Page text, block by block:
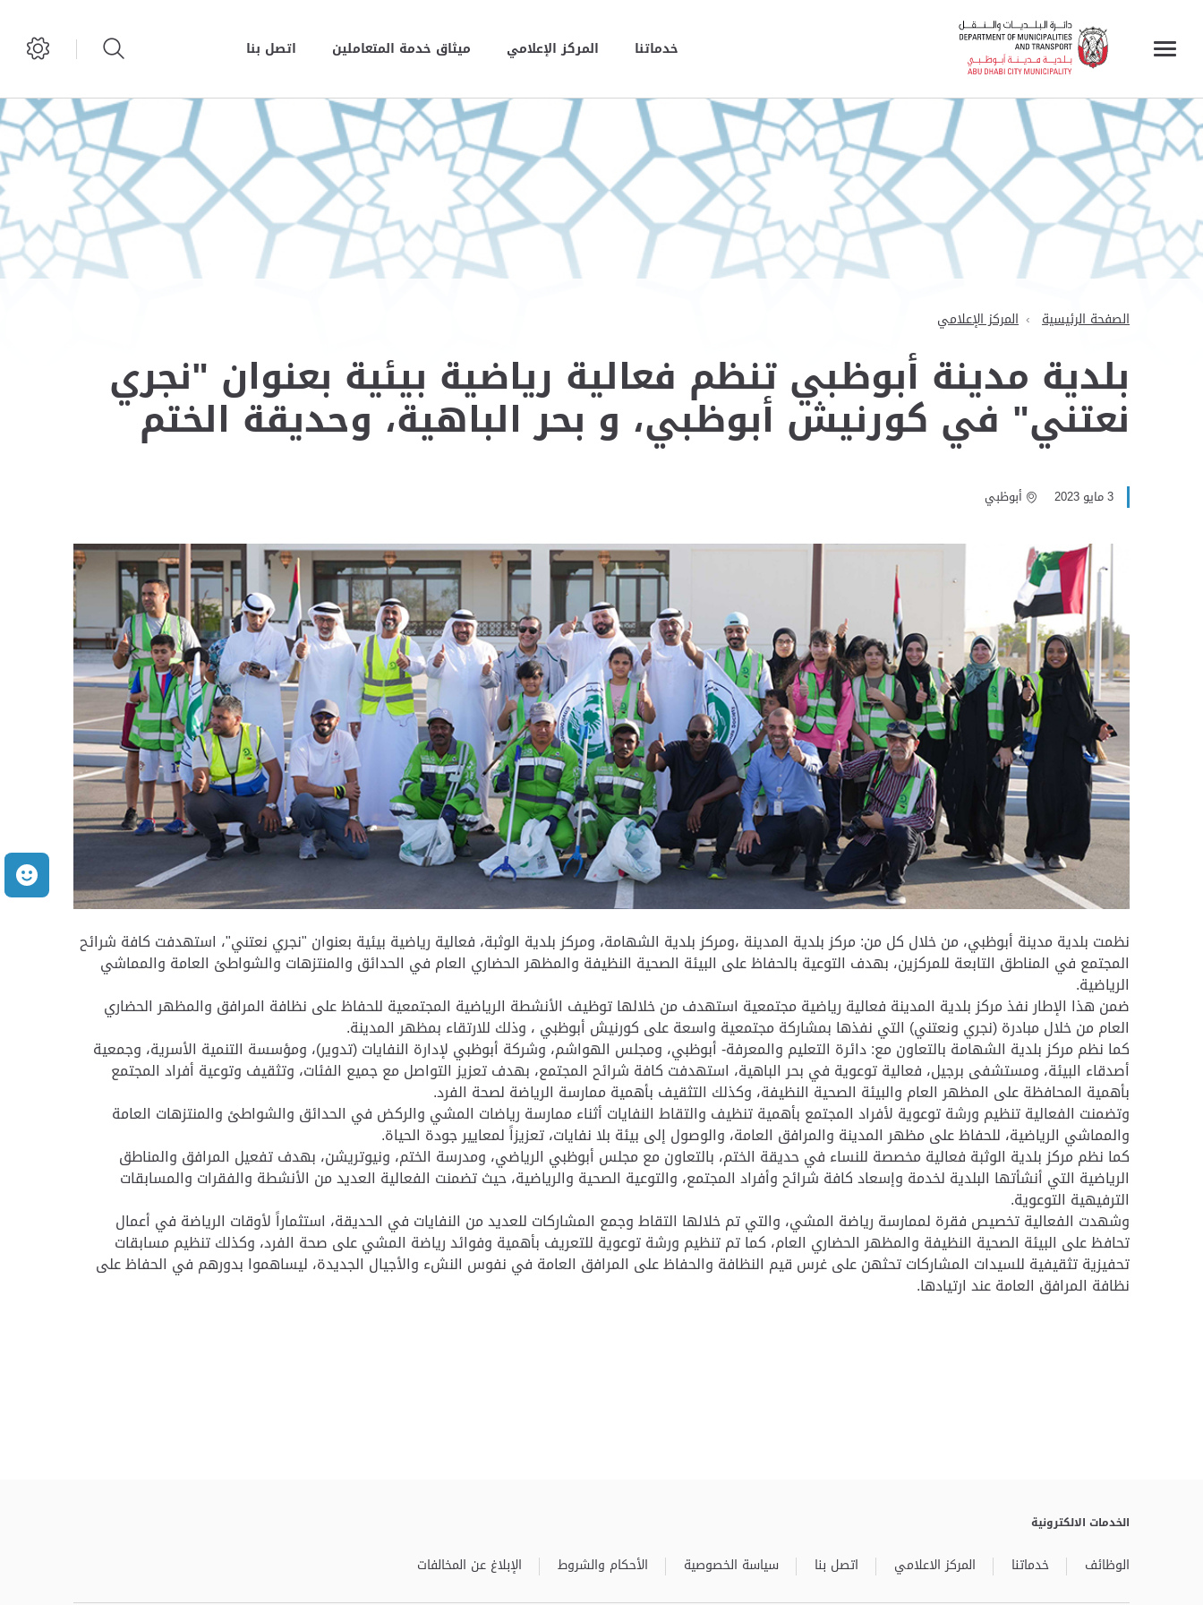
خدماتنا المركز الإعلامي ميثاق خدمة المتعاملين اتصل بنا
الصفحة الرئيسية المركز الإعلامي
بلدية مدينة أبوظبي تنظم فعالية رياضية بيئية بعنوان "نجري
نعتني" في كورنيش أبوظبي، و بحر الباهية، وحديقة الختم
3 مايو 2023 أبوظبي
نظمت بلدية مدينة أبوظبي، من خلال كل من: مركز بلدية المدينة ،ومركز بلدية الشهامة، ومركز بلدية الوثبة، فعالية رياضية بيئية بعنوان "نجري نعتني"، استهدفت كافة شرائح
المجتمع في المناطق التابعة للمركزين، بهدف التوعية بالحفاظ على البيئة الصحية النظيفة والمظهر الحضاري العام في الحدائق والمنتزهات والشواطئ العامة والمماشي
الرياضية.
ضمن هذا الإطار نفذ مركز بلدية المدينة فعالية رياضية مجتمعية استهدف من خلالها توظيف الأنشطة الرياضية المجتمعية للحفاظ على نظافة المرافق والمظهر الحضاري
العام من خلال مبادرة (نجري ونعتني) التي نفذها بمشاركة مجتمعية واسعة على كورنيش أبوظبي ، وذلك للارتقاء بمظهر المدينة.
كما نظم مركز بلدية الشهامة بالتعاون مع: دائرة التعليم والمعرفة- أبوظبي، ومجلس الهواشم، وشركة أبوظبي لإدارة النفايات (تدوير)، ومؤسسة التنمية الأسرية، وجمعية
أصدقاء البيئة، ومستشفى برجيل، فعالية توعوية في بحر الباهية، استهدفت كافة شرائح المجتمع، بهدف تعزيز التواصل مع جميع الفئات، وتثقيف وتوعية أفراد المجتمع
بأهمية المحافظة على المظهر العام والبيئة الصحية النظيفة، وكذلك التثقيف بأهمية ممارسة الرياضة لصحة الفرد.
وتضمنت الفعالية تنظيم ورشة توعوية لأفراد المجتمع بأهمية تنظيف والتقاط النفايات أثناء ممارسة رياضات المشي والركض في الحدائق والشواطئ والمنتزهات العامة
والمماشي الرياضية، للحفاظ على مظهر المدينة والمرافق العامة، والوصول إلى بيئة بلا نفايات، تعزيزاً لمعايير جودة الحياة.
كما نظم مركز بلدية الوثبة فعالية مخصصة للنساء في حديقة الختم، بالتعاون مع مجلس أبوظبي الرياضي، ومدرسة الختم، ونيوتريشن، بهدف تفعيل المرافق والمناطق
الرياضية التي أنشأتها البلدية لخدمة وإسعاد كافة شرائح وأفراد المجتمع، والتوعية الصحية والرياضية، حيث تضمنت الفعالية العديد من الأنشطة والفقرات والمسابقات
الترفيهية التوعوية.
وشهدت الفعالية تخصيص فقرة لممارسة رياضة المشي، والتي تم خلالها التقاط وجمع المشاركات للعديد من النفايات في الحديقة، استثماراً لأوقات الرياضة في أعمال
تحافظ على البيئة الصحية النظيفة والمظهر الحضاري العام، كما تم تنظيم ورشة توعوية للتعريف بأهمية وفوائد رياضة المشي على صحة الفرد، وكذلك تنظيم مسابقات
تحفيزية تثقيفية للسيدات المشاركات تحثهن على غرس قيم النظافة والحفاظ على المرافق العامة في نفوس النشء والأجيال الجديدة، ليساهموا بدورهم في الحفاظ على
نظافة المرافق العامة عند ارتيادها.
الخدمات الالكترونية
الوظائف خدماتنا المركز الاعلامي اتصل بنا سياسة الخصوصية الأحكام والشروط الإبلاغ عن المخالفات